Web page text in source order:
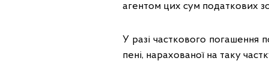
агентом цих сум податкових
У разі часткового погашення
пені, нарахованої на таку